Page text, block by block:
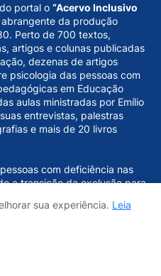
portal o “Acervo Inclusivo
da produção
Perto de 700 textos,
artigos e colunas publicadas
dezenas de artigos
psicologia das pessoas com
em Educação
aulas ministradas por Emílio
entrevistas, palestras
e mais de 20 livros
com deficiência nas
a transição da exclusão para
o termo “pessoas
seu valor histórico,
sua experiência. Leia